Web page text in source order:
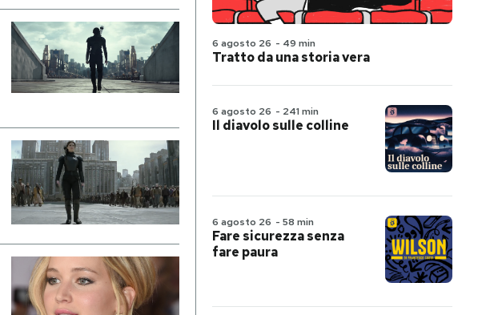
6 agosto 26 - 49 min
Tratto da una storia vera
6 agosto 26 - 241 min
Il diavolo sulle colline
6 agosto 26 - 58 min
Fare sicurezza senza
fare paura